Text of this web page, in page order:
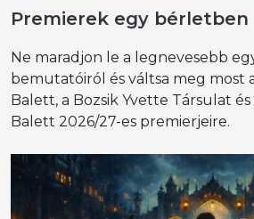
Premierek egy bérletben
Ne maradjon le a legnevesebb
bemutatóiról és váltsa meg most
Balett, a Bozsik Yvette Társulat
Balett 2026/27-es premierjeire.